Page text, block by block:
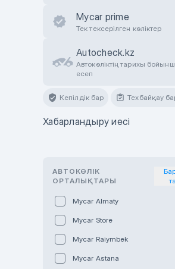
Mycar prime
Тек тексерілген көліктер
Autocheck.kz
Автокөліктің тарихы
есеп
Кепілдік бар Техбайқау
Хабарландыру иесі
АВТОКӨЛІК
ОРТАЛЫҚТАРЫ
Mycar Almaty
Mycar Store
Mycar Raiymbek
Mycar Astana